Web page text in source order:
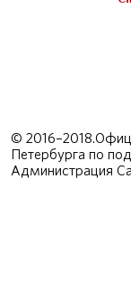
©
Петербурга по
Администрация